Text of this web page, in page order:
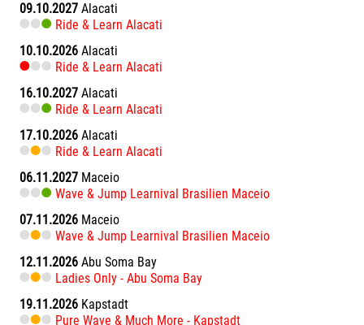
09.10.2027 Alacati
Ride & Learn Alacati
10.10.2026 Alacati
Ride & Learn Alacati
16.10.2027 Alacati
Ride & Learn Alacati
17.10.2026 Alacati
Ride & Learn Alacati
06.11.2027 Maceio
Wave & Jump Learnival Brasilien Maceio
07.11.2026 Maceio
Wave & Jump Learnival Brasilien Maceio
12.11.2026 Abu Soma Bay
Ladies Only - Abu Soma Bay
19.11.2026 Kapstadt
Pure Wave & Much More - Kapstadt